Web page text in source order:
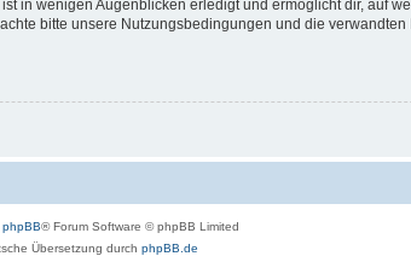
in wenigen Augenblicken erledigt und ermöglicht dir, auf
bitte unsere Nutzungsbedingungen und die
phpBB® Forum Software © phpBB Limited
Übersetzung durch phpBB.de